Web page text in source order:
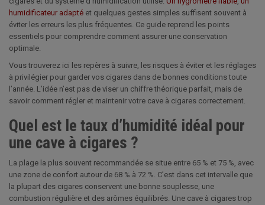
humidificateur adapté et quelques gestes simples suffisent souvent à
éviter les erreurs les plus fréquentes. Ce guide reprend les points
essentiels pour comprendre comment assurer une conservation
optimale.
Vous trouverez ici les repères à suivre, les risques à éviter et les réglages
à privilégier pour garder vos cigares dans de bonnes conditions toute
l’année. L’idée n’est pas de viser un chiffre théorique parfait, mais de
savoir comment régler et maintenir votre cave à cigares correctement.
Quel est le taux d’humidité idéal pour
une cave à cigares ?
La plage la plus souvent recommandée se situe entre 65 % et 75 %, avec
une zone de confort autour de 68 % à 72 %. C’est dans cet intervalle que
la plupart des cigares conservent une bonne souplesse, une
combustion régulière et des arômes équilibrés. Une cave à cigares trop